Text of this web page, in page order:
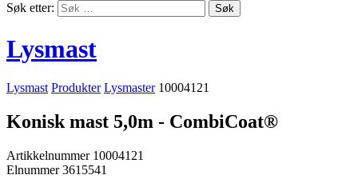
Søk etter:
Lysmast
Lysmast Produkter Lysmaster 10004121
Konisk mast 5,0m - CombiCoat®
Artikkelnummer 10004121
Elnummer 3615541